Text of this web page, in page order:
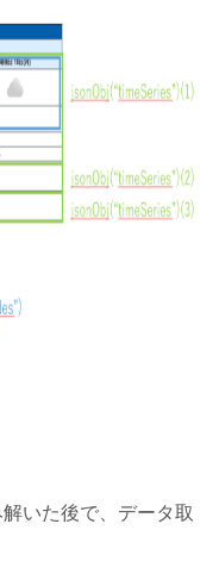
いた後で、データ取